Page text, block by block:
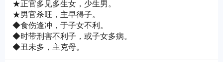
★正官多见多生女，少生男。
★男官杀旺，主早得子。
◆食伤逢冲，于子女不利。
◆时带刑害不利子，或子女多病。
◆丑未多，主克母。